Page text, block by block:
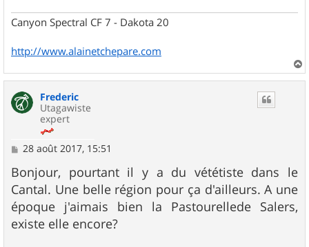
Canyon Spectral CF 7 - Dakota 20
http://www.alainetchepare.com
a
Frederic
Utagawiste
expert
M
s
s
a
g
e
28 août 2017, 15:51
Bonjour, pourtant il y a du vététiste dans le
Cantal. Une belle région pour ça d'ailleurs. A une
époque j'aimais bien la Pastourellede Salers,
existe elle encore?